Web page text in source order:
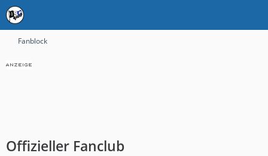
Fanblock
Offizieller Fanclub